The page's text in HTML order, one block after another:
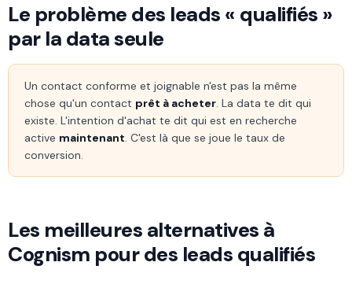
Le problème des leads « qualifiés »
par la data seule
Un contact conforme et joignable n'est pas la même
chose qu'un contact prêt à acheter. La data te dit qui
existe. L'intention d'achat te dit qui est en recherche
active maintenant. C'est là que se joue le taux de
conversion.
Les meilleures alternatives à
Cognism pour des leads qualifiés